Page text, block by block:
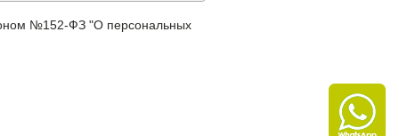
№152-ФЗ "О персональных